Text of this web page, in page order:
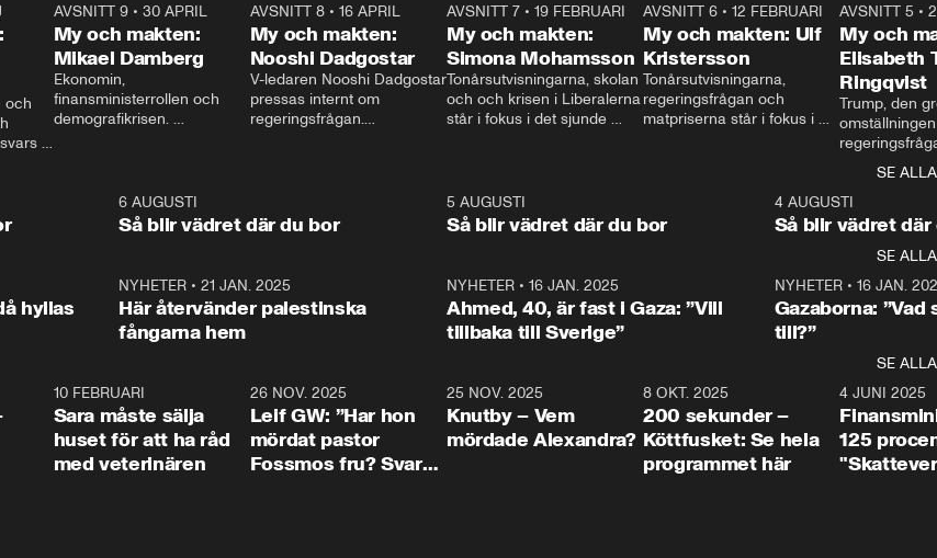
och
AVSNITT 9• 30 APRIL
My och makten:
Mikael Damberg
Ekonomin,
finansministerrollen och
demografikrisen.
och Makten.
AVSNITT 8• 16 APRIL
My och makten:
Nooshi Dadgostar
V-ledaren Nooshi Dadgostar
pressas internt om
regeringsfrågan.
– Vi ställer upp i val. Ska vi
vara med så sitter vi förstås
24:30
AVSNITT 7• 19 FEBRUARI
My och makten:
Simona Mohamsson
Tonårsutvisningarna, skolan
och och krisen i Liberalerna
står i fokus i det sjunde
kommentator My
Rohwedder ställer
utbildnings- och
Mohamsson till svars.
27:30
AVSNITT 6 •12 FEBRUARI
My och makten: Ulf
Kristersson
Tonårsutvisningarna,
regeringsfrågan och
matpriserna står i fokus i
Rohwedder ställer
statsminister Ulf Kristersson
AVSNITT 5 •
My och
Elisabeth
Ringqvist
Trump, den
centrum i
avsnittet av
Makten”. Se
Aftonbladets
Rohwedder
Thand Ring
SE ALLA
1:066 AUGUSTI
Så blir vädret där du bor
5 AUGUSTI
Så blir vädret där du bor
4 AUGUSTI
Så blir vädret där
SE ALLA
hyllas
NYHETER •21 JAN. 2025
Här återvänder palestinska
fångarna hem
NYHETER• 16 JAN. 2025
Ahmed, 40, är fast i Gaza: ”Vill
tillbaka till Sverige”
NYHETER• 16 JAN.
Gazaborna:
till?”
SE ALLA
10 FEBRUARI
Sara måste sälja
huset för att ha råd
med veterinären
26 NOV. 2025
Leif GW: ”Har hon
mördat pastor
Fossmos fru? Svar
31:05
25 NOV. 2025
Knutby – Vem
mördade Alexandra?
4:29
8 OKT. 2025
200 sekunder –
Köttfusket: Se hela
programmet här
4 JUNI 2025
125